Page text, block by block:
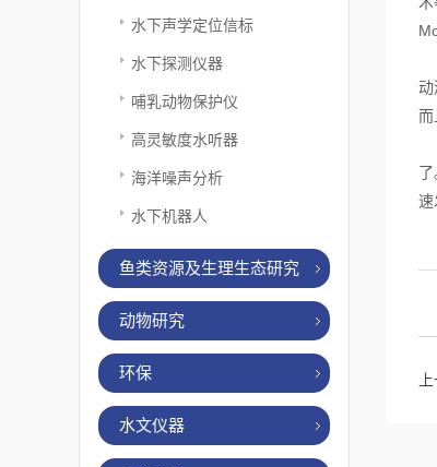
水下声学定位信标
水下探测仪器
哺乳动物保护仪
高灵敏度水听器
海洋噪声分析
水下机器人
鱼类资源及生理生态研究
动物研究
环保
水文仪器
动
而
速